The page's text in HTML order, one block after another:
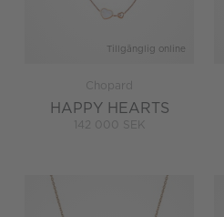
Tillgänglig online
Chopard
HAPPY HEARTS
142 000 SEK